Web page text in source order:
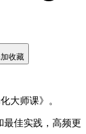
收藏
大师课》。
最佳实践，高频更